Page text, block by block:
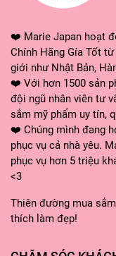
❤️ Marie Japan hoạt
Chính Hãng Gía Tốt
giới như Nhật Bản,
❤️ Với hơn 1500 sản
đội ngũ nhân viên tư
sắm mỹ phẩm uy tín,
❤️ Chúng mình đang
phục vụ cả nhà yêu.
phục vụ hơn 5 triệu
<3
Thiên đường mua
thích làm đẹp!